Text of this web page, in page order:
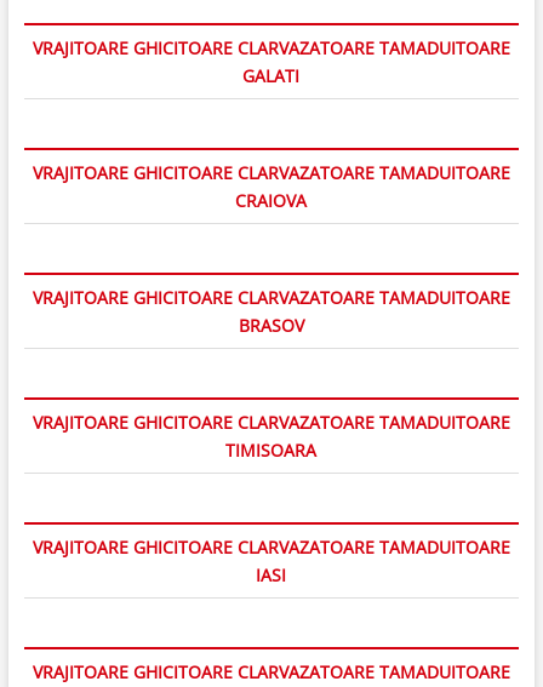
VRAJITOARE GHICITOARE CLARVAZATOARE TAMADUITOARE
GALATI
VRAJITOARE GHICITOARE CLARVAZATOARE TAMADUITOARE
CRAIOVA
VRAJITOARE GHICITOARE CLARVAZATOARE TAMADUITOARE
BRASOV
VRAJITOARE GHICITOARE CLARVAZATOARE TAMADUITOARE
TIMISOARA
VRAJITOARE GHICITOARE CLARVAZATOARE TAMADUITOARE
IASI
VRAJITOARE GHICITOARE CLARVAZATOARE TAMADUITOARE